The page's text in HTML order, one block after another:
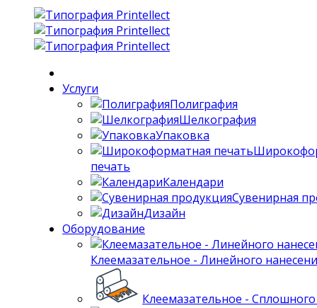
Услуги
Полиграфия
Шелкография
Упаковка
печать
Календари
Сувенирная
Дизайн
Оборудование
Клеемазательное - Линейного
Клеемазательное -